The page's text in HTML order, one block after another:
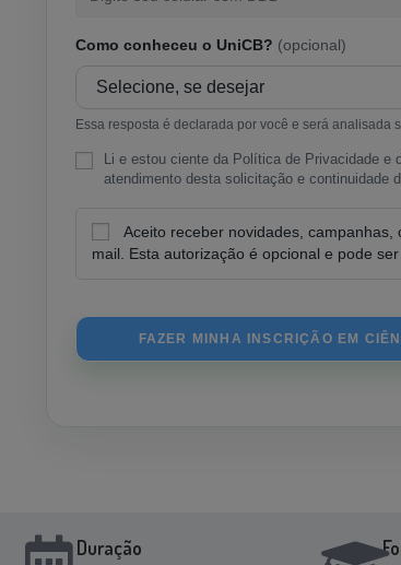
Como conheceu o UniCB? (opcional)
Essa resposta é declarada por você e será
Li e estou ciente da Política de Privacidade e
atendimento desta solicitação e continuidade
Aceito receber novidades,
mail. Esta autorização é opcional e pode
FAZER MINHA INSCRIÇÃO EM
Duração